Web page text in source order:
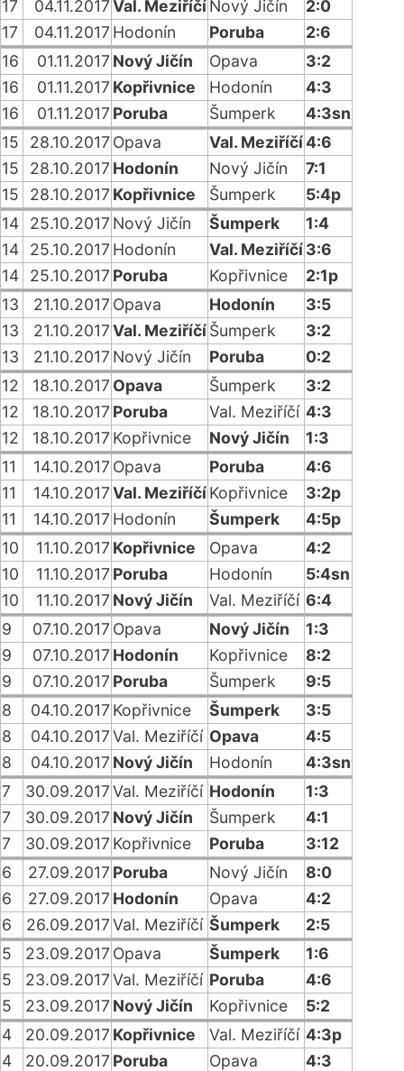
17 04.11.2017Val. Meziříčí Nový Jičín
2:0
17
04.11.2017 Hodonín Poruba
2:6
16
01.11.2017 Nový Jičín Opava
3:2
16
01.11.2017 Kopřivnice Hodonín
4:3
16
01.11.2017 Poruba Šumperk
4:3sn
15
28.10.2017 Opava Val. Meziříčí4:6
15
28.10.2017 Hodonín Nový Jičín
7:1
15
28.10.2017 Kopřivnice Šumperk
5:4p
14
25.10.2017 Nový Jičín Šumperk
1:4
14
25.10.2017 Hodonín Val. Meziříčí3:6
14
25.10.2017 Poruba Kopřivnice
2:1p
13
21.10.2017 Opava Hodonín
3:5
13
21.10.2017Val. MeziříčíŠumperk
3:2
13
21.10.2017 Nový Jičín Poruba
0:2
12
18.10.2017 Opava Šumperk
3:2
12
18.10.2017 Poruba Val. Meziříčí 4:3
12
18.10.2017 Kopřivnice Nový Jičín
1:3
11
14.10.2017 Opava Poruba
4:6
11
14.10.2017Val. MeziříčíKopřivnice
3:2p
11
14.10.2017 Hodonín Šumperk
4:5p
10
11.10.2017 Kopřivnice Opava
4:2
10
11.10.2017 Poruba Hodonín
5:4sn
10
11.10.2017 Nový Jičín Val. Meziříčí 6:4
9
07.10.2017 Opava Nový Jičín
1:3
9
07.10.2017 Hodonín Kopřivnice
8:2
9
07.10.2017 Poruba Šumperk
9:5
8
04.10.2017 Kopřivnice Šumperk
3:5
8
04.10.2017Val. Meziříčí Opava
4:5
8
04.10.2017 Nový Jičín Hodonín
4:3sn
7
30.09.2017Val. Meziříčí Hodonín
1:3
7
30.09.2017 Nový Jičín Šumperk
4:1
7
30.09.2017 Kopřivnice Poruba
3:12
6
27.09.2017 Poruba Nový Jičín
8:0
6
27.09.2017 Hodonín Opava
4:2
6
26.09.2017Val. Meziříčí Šumperk
2:5
5
23.09.2017 Opava Šumperk
1:6
5
23.09.2017Val. Meziříčí Poruba
4:6
5
23.09.2017 Nový Jičín Kopřivnice
5:2
4
20.09.2017 Kopřivnice Val. Meziříčí 4:3p
4
20.09.2017 Poruba Opava
4:3